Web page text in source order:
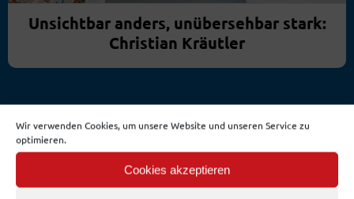
Wir verwenden Cookies, um unsere Website und unseren Service zu
optimieren.
Cookies akzeptieren
Unsichtbar anders, unübersehbar stark:
Christian Kräutler
ALLE NEWS